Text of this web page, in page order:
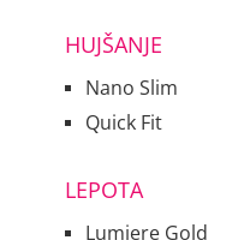
HUJŠANJE
Nano Slim
Quick Fit
LEPOTA
Lumiere Gold